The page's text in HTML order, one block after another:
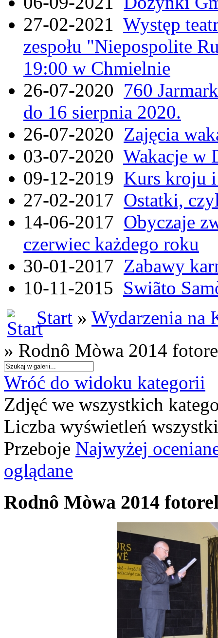
27-02-2021 Występ
zespołu "Niepospolite
19:00 w Chmielnie
26-07-2020 760
do 16 sierpnia 2020.
26-07-2020 Zajęcia
03-07-2020 Wakacje w
09-12-2019 Kurs kroju i
27-02-2017 Ostatki,
14-06-2017 Obyczaje
czerwiec każdego roku
30-01-2017 Zabawy
10-11-2015 Swiãto
Start » Wydarzenia na
» Rodnô Mòwa 2014
Wróć do widoku kategorii
Zdjęć we wszystkich
Liczba wyświetleń
Przeboje Najwyżej
oglądane
Rodnô Mòwa 2014